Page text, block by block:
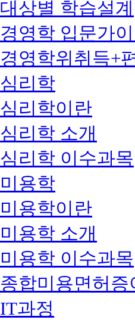
대상별 학습설계
경영학 입문가
경영학위취득+
심리학
심리학이란
심리학 소개
심리학 이수과목
미용학
미용학이란
미용학 소개
미용학 이수과목
종합미용면허증
IT과정